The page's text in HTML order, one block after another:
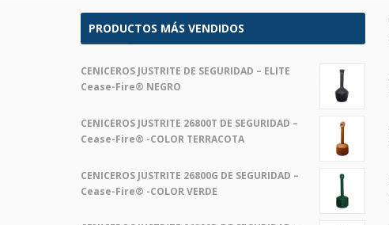
PRODUCTOS MÁS VENDIDOS
CENICEROS JUSTRITE DE SEGURIDAD – ELITE
Cease-Fire® NEGRO
CENICEROS JUSTRITE 26800T DE SEGURIDAD –
Cease-Fire® -COLOR TERRACOTA
CENICEROS JUSTRITE 26800G DE SEGURIDAD –
Cease-Fire® -COLOR VERDE